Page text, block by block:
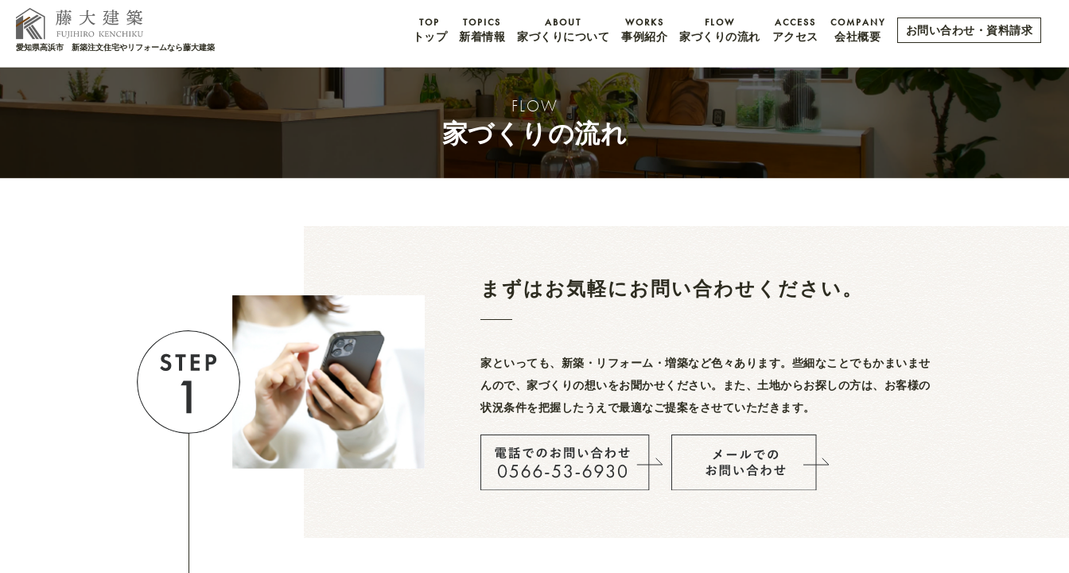
愛知県高浜市 新築注文住宅やリフォームなら藤大建築
TOP
トップ
TOPICS
新着情報
ABOUT
家づくりについて
WORKS
事例紹介
FLOW
家づくりの流れ
ACCESS
アクセス
COMPANY
会社概要 お問い合わせ・資料請求
FLOW
家づくりの流れ
まずはお気軽にお問い合わせください。
家といっても、新築・リフォーム・増築など色々あります。些細なことでもかまいませ
んので、家づくりの想いをお聞かせください。また、土地からお探しの方は、お客様の
状況条件を把握したうえで最適なご提案をさせていただきます。